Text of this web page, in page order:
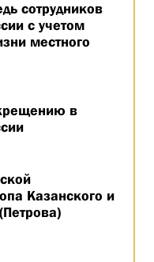
сотрудников
с учетом
местного
в
Казанского и